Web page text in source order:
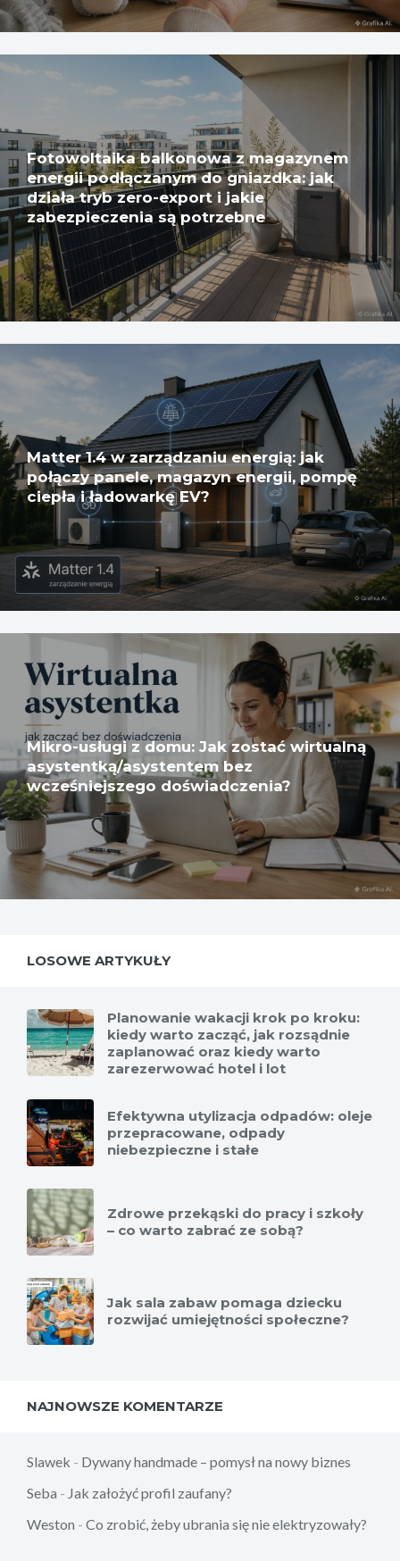
Fotowoltaika balkonowa z magazynem
energii podłączanym do gniazdka: jak
działa tryb zero-export i jakie
zabezpieczenia są potrzebne
Matter 1.4 w zarządzaniu energią: jak
połączy panele, magazyn energii, pompę
ciepła i ładowarkę EV?
Mikro-usługi z domu: Jak zostać wirtualną
asystentką/asystentem bez
wcześniejszego doświadczenia?
LOSOWE ARTYKUŁY
Planowanie wakacji krok po kroku:
kiedy warto zacząć, jak rozsądnie
zaplanować oraz kiedy warto
zarezerwować hotel i lot
Efektywna utylizacja odpadów: oleje
przepracowane, odpady
niebezpieczne i stałe
Zdrowe przekąski do pracy i szkoły
– co warto zabrać ze sobą?
Jak sala zabaw pomaga dziecku
rozwijać umiejętności społeczne?
NAJNOWSZE KOMENTARZE
Slawek - Dywany handmade – pomysł na nowy biznes
Seba - Jak założyć profil zaufany?
Weston - Co zrobić, żeby ubrania się nie elektryzowały?